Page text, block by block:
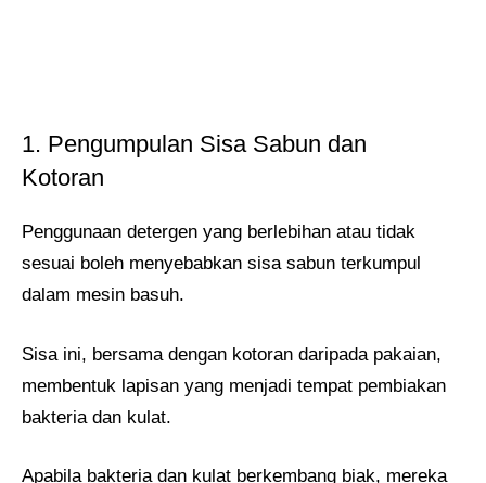
1. Pengumpulan Sisa Sabun dan
Kotoran
Penggunaan detergen yang berlebihan atau tidak
sesuai boleh menyebabkan sisa sabun terkumpul
dalam mesin basuh.
Sisa ini, bersama dengan kotoran daripada pakaian,
membentuk lapisan yang menjadi tempat pembiakan
bakteria dan kulat.
Apabila bakteria dan kulat berkembang biak, mereka